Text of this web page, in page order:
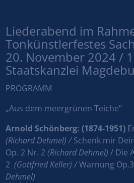
Liederabend im
Tonkünstlerfestes
20. November 2024 /
Staatskanzlei
PROGRAMM
„Aus dem meergrünen Teiche“
Arnold Schönberg: (1874-1951)
(Richard Dehmel) /Schenk mir
Op. 2 Nr. 2(Richard Dehmel) / Die
2(Gottfried Keller) /Warnung
Dehmel)